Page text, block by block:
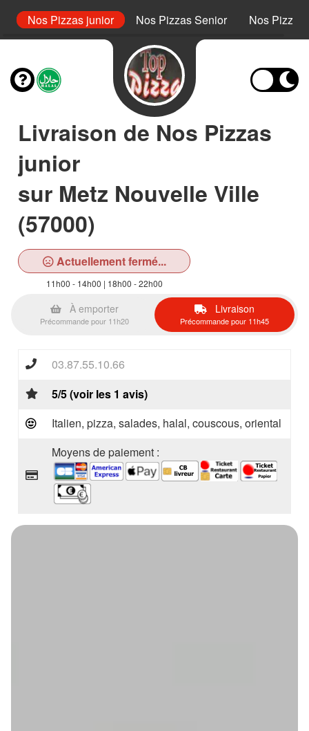
Nos Pizzas junior Nos Pizzas Senior Nos Pizzas
Livraison de Nos Pizzas
junior
sur Metz Nouvelle Ville
(57000)
Actuellement fermé...
11h00 - 14h00 | 18h00 - 22h00
À emporter
Précommande pour 11h20
Livraison
Précommande pour 11h45
03.87.55.10.66
5/5 (voir les 1 avis)
Italien, pizza, salades, halal, couscous, oriental
Moyens de paiement :